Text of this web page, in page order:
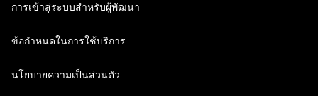
การเข้าสู่ระบบสำหรับผู้พัฒนา
ข้อกำหนดในการใช้บริการ
นโยบายความเป็นส่วนตัว